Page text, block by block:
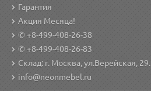
Гарантия
Акция Месяца!
✆ +8-499-408-26-38
✆ +8-499-408-26-83
Склад: г. Москва, ул.Верейская, 29.
info@neonmebel.ru